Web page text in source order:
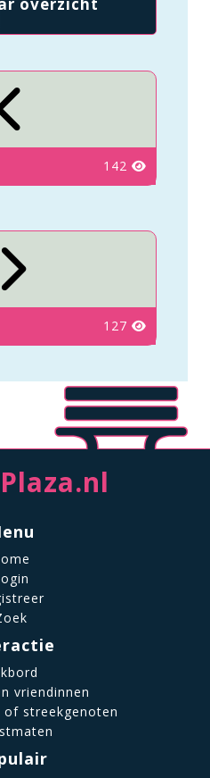
142
127
vriendinnen
streekgenoten